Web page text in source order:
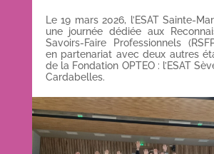
Le 19 mars 2026, l’ESAT Sainte-
une journée dédiée aux
Savoirs-Faire Professionnels
en partenariat avec deux autres
de la Fondation OPTEO : l’ESAT
Cardabelles.